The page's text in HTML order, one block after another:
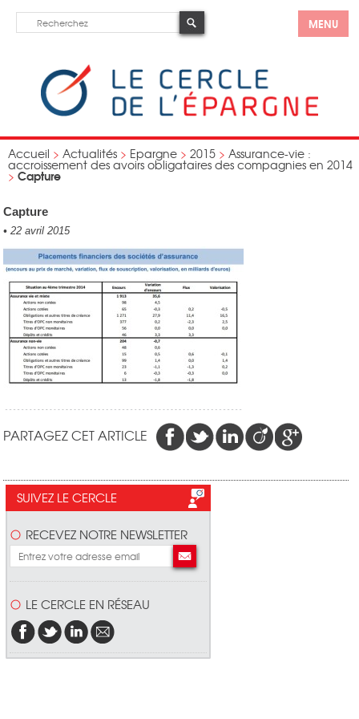
MENU
Accueil > Actualités > Epargne > 2015 > Assurance-vie :
accroissement des avoirs obligataires des compagnies en 2014
> Capture
Capture
• 22 avril 2015
PARTAGEZ CET ARTICLE
SUIVEZ LE CERCLE
RECEVEZ NOTRE NEWSLETTER
LE CERCLE EN RÉSEAU